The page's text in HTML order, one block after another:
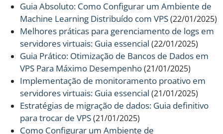
Guia Absoluto: Como Configurar um Ambiente de
Machine Learning Distribuído com VPS(22/01/2025)
Melhores práticas para gerenciamento de logs em
servidores virtuais: Guia essencial (22/01/2025)
Guia Prático: Otimização de Bancos de Dados em
VPS Para Máximo Desempenho(21/01/2025)
Implementação de monitoramento proativo em
servidores virtuais: Guia essencial (21/01/2025)
Estratégias de migração de dados: Guia definitivo
para trocar de VPS(21/01/2025)
Como Configurar um Ambiente de